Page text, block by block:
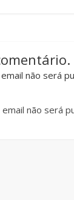
não será
não será